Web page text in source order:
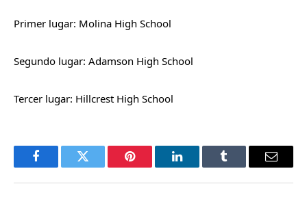
Primer lugar: Molina High School
Segundo lugar: Adamson High School
Tercer lugar: Hillcrest High School
FacebookTwitter Pinterest LinkedInTumblr Email